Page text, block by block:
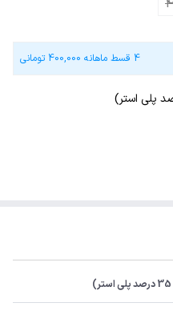
4 قسط ماهانه 400,000 تومانی